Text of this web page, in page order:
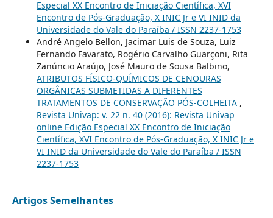
Especial XX Encontro de Iniciação Científica, XVI
Encontro de Pós-Graduação, X INIC Jr e VI INID da
Universidade do Vale do Paraíba / ISSN 2237-1753
André Angelo Bellon, Jacimar Luis de Souza, Luiz
Fernando Favarato, Rogério Carvalho Guarçoni, Rita
Zanúncio Araújo, José Mauro de Sousa Balbino,
ATRIBUTOS FÍSICO-QUÍMICOS DE CENOURAS
ORGÂNICAS SUBMETIDAS A DIFERENTES
TRATAMENTOS DE CONSERVAÇÃO PÓS-COLHEITA ,
Revista Univap: v. 22 n. 40 (2016): Revista Univap
online Edição Especial XX Encontro de Iniciação
Científica, XVI Encontro de Pós-Graduação, X INIC Jr e
VI INID da Universidade do Vale do Paraíba / ISSN
2237-1753
Artigos Semelhantes